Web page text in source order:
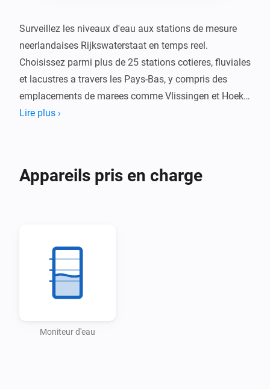
Surveillez les niveaux d'eau aux stations de mesure
neerlandaises Rijkswaterstaat en temps reel.
Choisissez parmi plus de 25 stations cotieres, fluviales
et lacustres a travers les Pays-Bas, y compris des
emplacements de marees comme Vlissingen et Hoek
van Holland, et des jauges de rivieres majeures a
votre seuil configure. Suivez les tendances et la
Lire plus ›
Appareils pris en charge
Moniteur d'eau